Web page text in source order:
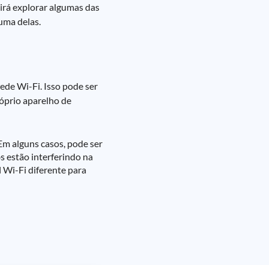
explorar algumas das
delas.
Wi-Fi. Isso pode ser
aparelho de
alguns casos, pode ser
estão interferindo na
Wi-Fi diferente para